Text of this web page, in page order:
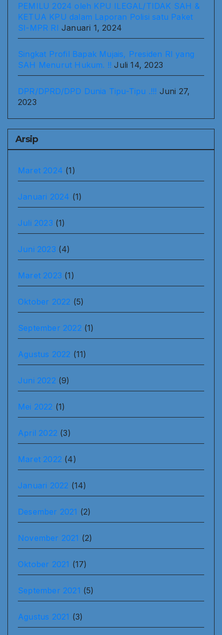
PEMILU 2024 oleh KPU ILEGAL/TIDAK SAH &
KETUA KPU dalam Laporan Polisi satu Paket
SI-MPR RI Januari 1, 2024
Singkat Profil Bapak Mujais, Presiden RI yang
SAH Menurut Hukum. !! Juli 14, 2023
DPR/DPRD/DPD Dunia Tipu-Tipu .!!! Juni 27,
2023
Arsip
Maret 2024 (1)
Januari 2024 (1)
Juli 2023 (1)
Juni 2023 (4)
Maret 2023 (1)
Oktober 2022 (5)
September 2022 (1)
Agustus 2022 (11)
Juni 2022 (9)
Mei 2022 (1)
April 2022 (3)
Maret 2022 (4)
Januari 2022 (14)
Desember 2021 (2)
November 2021 (2)
Oktober 2021 (17)
September 2021 (5)
Agustus 2021 (3)